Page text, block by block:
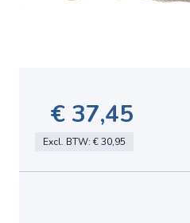
€ 37,45
Excl. BTW: € 30,95